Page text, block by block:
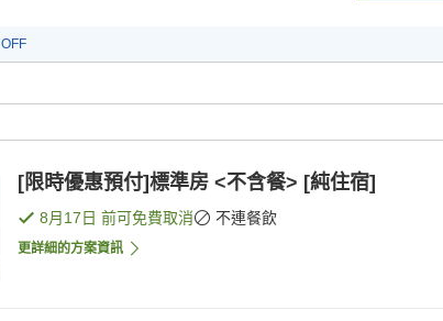
OFF
[限時優惠預付]標準房 <不含餐> [純住宿]
8月17日 前可免費取消 不連餐飲
更詳細的方案資訊